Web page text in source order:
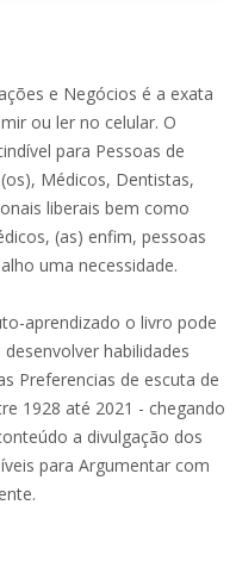
e Negócios é a exata
ou ler no celular. O
para Pessoas de
Médicos, Dentistas,
liberais bem como
(as) enfim, pessoas
uma necessidade.
aprendizado o livro pode
habilidades
Preferencias de escuta de
1928 até 2021 - chegando
a divulgação dos
para Argumentar com